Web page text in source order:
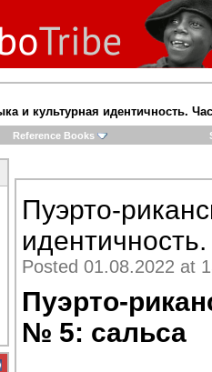
и культурная идентичность.
Reference Books
Пуэрто-
Posted 01.08.2022 at
Пуэрто-
№ 5: сальса